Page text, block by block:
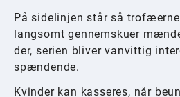
På sidelinjen står så
langsomt gennemskuer
der, serien bliver vanvittig
spændende.
Kvinder kan kasseres, når